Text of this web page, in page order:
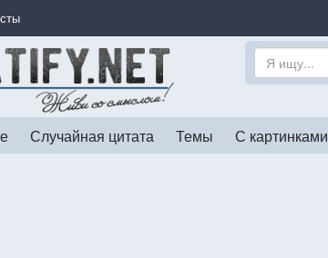
Случайная цитата Темы С картинками